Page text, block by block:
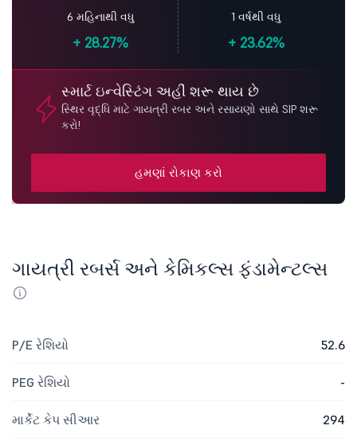
6 મહિનાથી વધુ
+ 28.27%
1 વર્ષથી વધુ
+ 23.62%
સ્માર્ટ ઇન્વેસ્ટિંગ અહીં શરૂ થાય છે
સ્થિર વૃદ્ધિ માટે ગાયત્રી રબર અને રસાયણો સાથે SIP શરૂ
કરો!
હમણાં રોકાણ કરો
ગાયત્રી રબર્સ અને કેમિકલ્સ ફંડામેન્ટલ્સ
P/E રેશિયો 52.6
PEG રેશિયો -
માર્કેટ કેપ સીઆર 294